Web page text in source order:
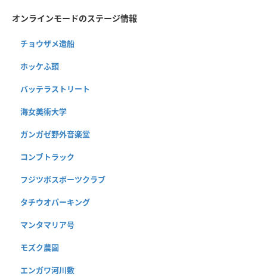
オンラインモードのステージ情報
チョウザメ造船
ホッケふ頭
バッテラストリート
海女美術大学
ガンガゼ野外音楽堂
コンブトラック
フジツボスポーツクラブ
タチウオパーキング
マンタマリア号
モズク農園
エンガワ河川敷